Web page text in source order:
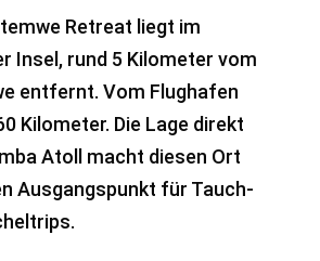
Retreat liegt im
Insel, rund 5 Kilometer vom
entfernt. Vom Flughafen
Kilometer. Die Lage direkt
Atoll macht diesen Ort
Ausgangspunkt für Tauch-